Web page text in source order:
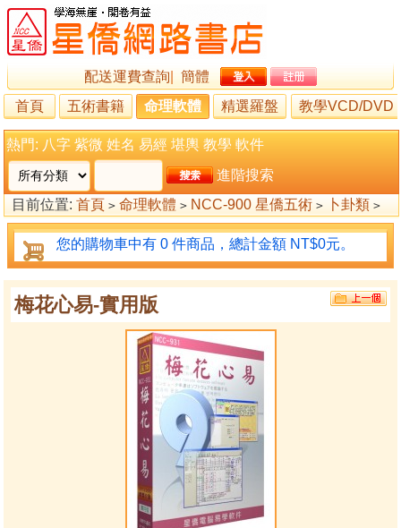
配送運費查詢
簡體
首頁
五術書籍 命理軟體 精選羅盤 教學VCD/DVD
熱門: 八字 紫微 姓名 易經 堪輿 教學 軟件
進階搜索
目前位置: 首頁 > 命理軟體 > NCC-900 星僑五術 > 卜卦類 >
梅花心易 >梅花心易-實用版
您的購物車中有 0 件商品，總計金額 NT$0元。
梅花心易-實用版